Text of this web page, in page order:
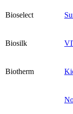
Bioselect
Biosilk
Biotherm